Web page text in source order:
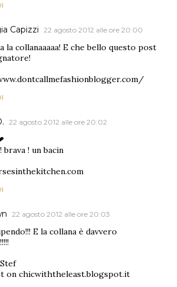
Capizzi 22 agosto 2012 alle ore 20:00
la collanaaaaa! E che bello questo post
22 agosto 2012 alle ore 20:02
brava ! un bacin
22 agosto 2012 alle ore 20:03
E la collana è davvero
on chicwiththeleast.blogspot.it